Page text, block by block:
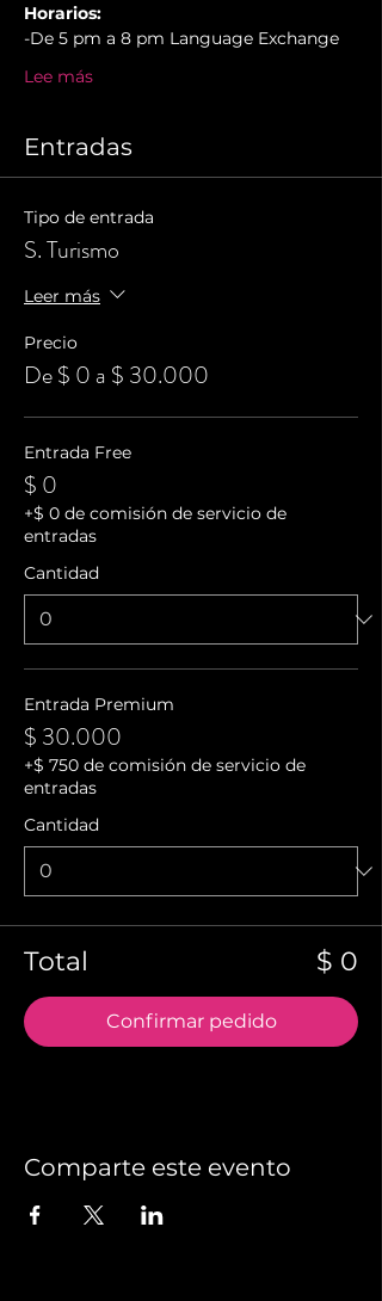
Horarios:
-De 5 pm a 8 pm Language Exchange
Lee más
Entradas
Tipo de entrada
S. Turismo
Leer más
Precio
De $ 0 a $ 30.000
Entrada Free
$ 0
+$ 0 de comisión de servicio de
entradas
Cantidad
Entrada Premium
$ 30.000
+$ 750 de comisión de servicio de
entradas
Cantidad
Total $ 0
Confirmar pedido
Comparte este evento